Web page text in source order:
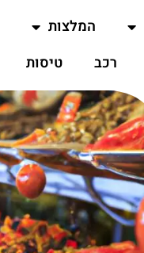
המלצות
רכב טיסות